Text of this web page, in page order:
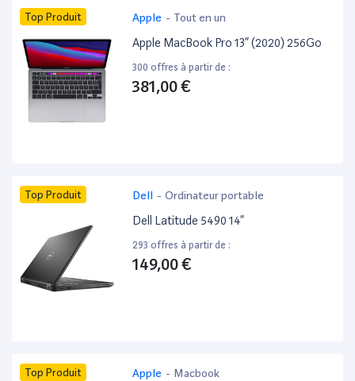
Top Produit Apple - Tout en un
Apple MacBook Pro 13” (2020) 256Go
300 offres à partir de :
381,00 €
Top Produit Dell - Ordinateur portable
Dell Latitude 5490 14”
293 offres à partir de :
149,00 €
Top Produit Apple - Macbook